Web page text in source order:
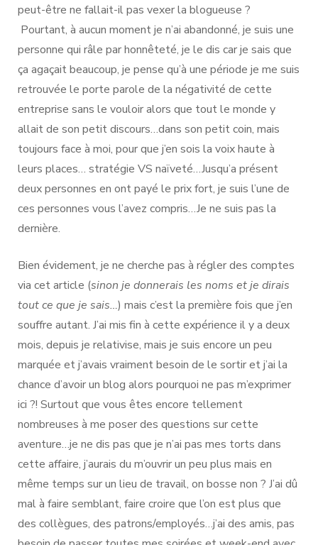
peut-être ne fallait-il pas vexer la blogueuse ?
Pourtant, à aucun moment je n’ai abandonné, je suis une
personne qui râle par honnêteté, je le dis car je sais que
ça agaçait beaucoup, je pense qu’à une période je me suis
retrouvée le porte parole de la négativité de cette
entreprise sans le vouloir alors que tout le monde y
allait de son petit discours…dans son petit coin, mais
toujours face à moi, pour que j’en sois la voix haute à
leurs places… stratégie VS naïveté…Jusqu’a présent
deux personnes en ont payé le prix fort, je suis l’une de
ces personnes vous l’avez compris…Je ne suis pas la
dernière.
Bien évidement, je ne cherche pas à régler des comptes
via cet article (sinon je donnerais les noms et je dirais
tout ce que je sais…) mais c’est la première fois que j’en
souffre autant. J’ai mis fin à cette expérience il y a deux
mois, depuis je relativise, mais je suis encore un peu
marquée et j’avais vraiment besoin de le sortir et j’ai la
chance d’avoir un blog alors pourquoi ne pas m’exprimer
ici ?! Surtout que vous êtes encore tellement
nombreuses à me poser des questions sur cette
aventure…je ne dis pas que je n’ai pas mes torts dans
cette affaire, j’aurais du m’ouvrir un peu plus mais en
même temps sur un lieu de travail, on bosse non ? J’ai dû
mal à faire semblant, faire croire que l’on est plus que
des collègues, des patrons/employés…j’ai des amis, pas